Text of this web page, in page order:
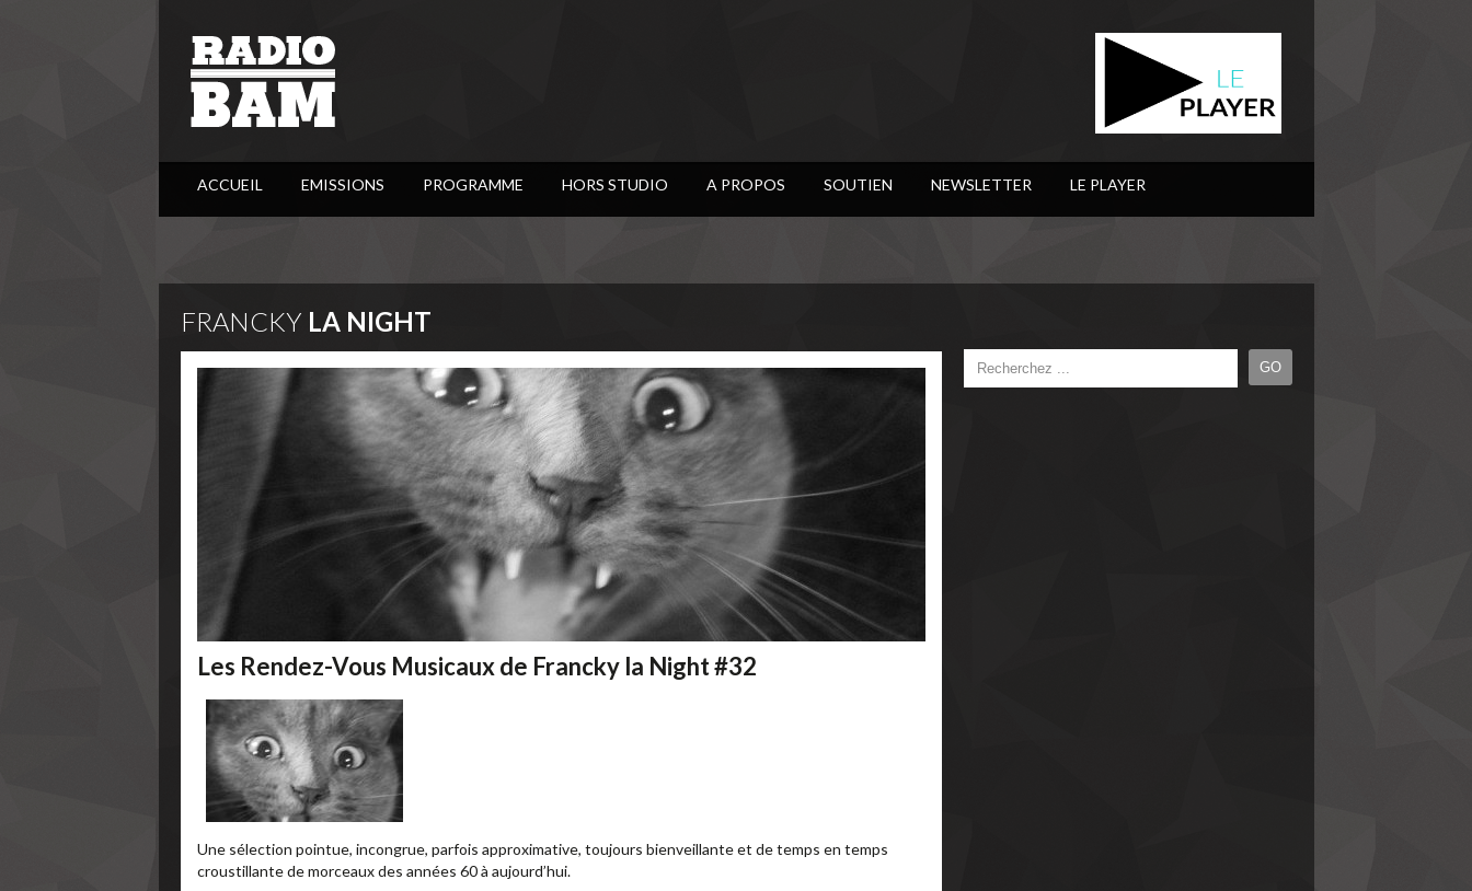
ACCUEIL EMISSIONS PROGRAMME HORS STUDIO A PROPOS SOUTIEN NEWSLETTER LE PLAYER
FRANCKY LA NIGHT
Les Rendez-Vous Musicaux de Francky la Night #32
Une sélection pointue, incongrue, parfois approximative, toujours bienveillante et de temps en temps
croustillante de morceaux des années 60 à aujourd’hui.